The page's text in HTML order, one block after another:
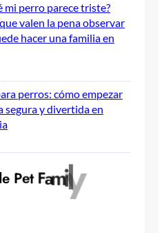
mi perro parece triste?
valen la pena observar
hacer una familia en
perros: cómo empezar
segura y divertida en
e PetFamily